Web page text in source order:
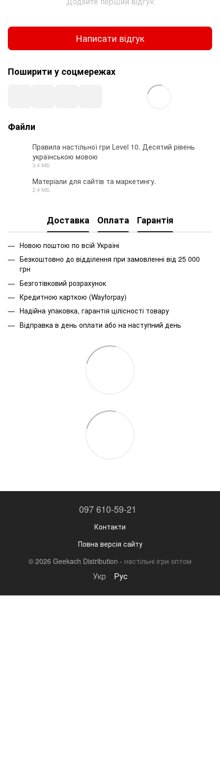
Написати відгук
Поширити у соцмережах
Файли
Правила настільної гри Level 10. Десятий рівень
українською мовою
3.4 МБ
Матеріали для сайтів та маркетингу.
2.4 МБ
Доставка Оплата Гарантія
Новою поштою по всій Україні
Безкоштовно до відділення при замовленні від 25 000
грн
Безготівковий розрахунок
Кредитною карткою (Wayforpay)
Надійна упаковка, гарантія цілісності товару
Відправка в день оплати або на наступний день
097 610-59-21
Контакти
Повна версія сайту
© 2026 Geekach Distribution - настільні ігри оптом
Укр Рус